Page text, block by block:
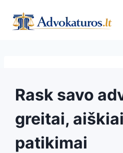
content
Rask savo
greitai,
patikimai